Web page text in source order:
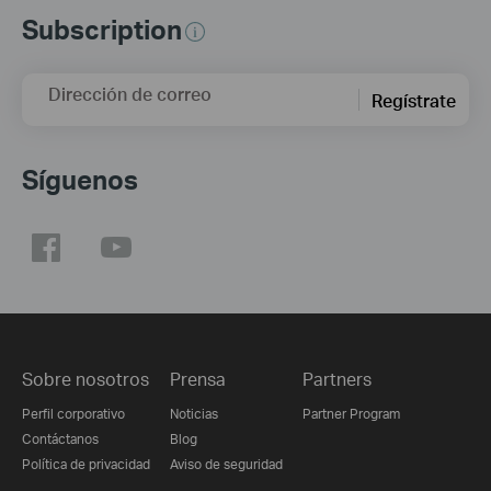
Subscription
Dirección de correo Regístrate
Síguenos
Sobre nosotros
Perfil corporativo
Contáctanos
Política de privacidad
Prensa
Noticias
Blog
Aviso de seguridad
Partners
Partner Program